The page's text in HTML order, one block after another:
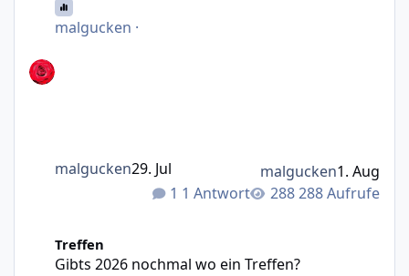
malgucken ·
1 Antwort 288 Aufrufe
malgucken29. Jul malgucken1. Aug
Treffen
Gibts 2026 nochmal wo ein Treffen?